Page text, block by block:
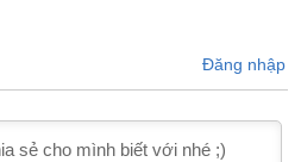
Đăng nhập